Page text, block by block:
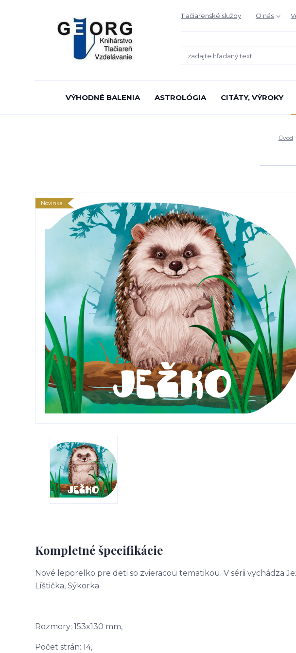
Tlačiarenské služby O nás
VÝHODNÉ BALENIA ASTROLÓGIA CITÁTY, VÝROKY
Úvod
Novinka
Kompletné špecifikácie
Nové leporelko pre deti so zvieracou tematikou. V sérii vychádza
Líštička, Sýkorka
Rozmery: 153x130 mm,
Počet strán: 14,